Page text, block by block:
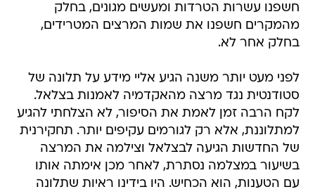
חשפנו עשרות הטרדות ומעשים מגונים, בחלק
מהמקרים חשפנו את שמות המרצים המטרידים,
בחלק אחר לא.
לפני מעט יותר משנה הגיע אליי מידע על תלונה של
סטודנטית נגד מרצה מהאקדמיה לאמנות בצלאל.
לקח הרבה זמן לאמת את הסיפור, לא הצלחתי להגיע
למתלוננת, אלא רק לגורמים עקיפים יותר. תחקירנית
של החדשות הגיעה לבצלאל וצילמה את המרצה
בשיעור במצלמה נסתרת, לאחר מכן אימתה אותו
עם הטענות, הוא הכחיש. היו בידינו ראיות שתלונה